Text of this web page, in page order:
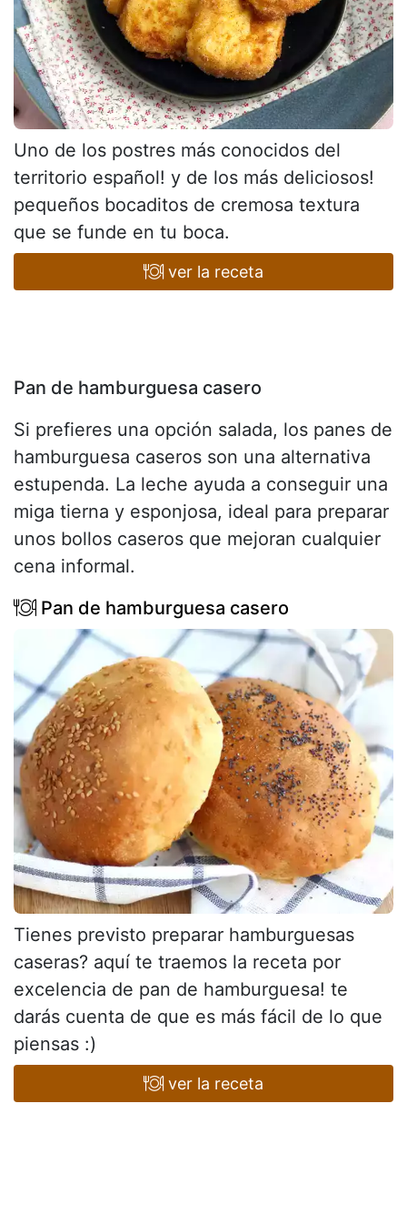
Uno de los postres más conocidos del
territorio español! y de los más deliciosos!
pequeños bocaditos de cremosa textura
que se funde en tu boca.
ver la receta
Pan de hamburguesa casero
Si prefieres una opción salada, los panes de
hamburguesa caseros son una alternativa
estupenda. La leche ayuda a conseguir una
miga tierna y esponjosa, ideal para preparar
unos bollos caseros que mejoran cualquier
cena informal.
Pan de hamburguesa casero
Tienes previsto preparar hamburguesas
caseras? aquí te traemos la receta por
excelencia de pan de hamburguesa! te
darás cuenta de que es más fácil de lo que
piensas :)
ver la receta